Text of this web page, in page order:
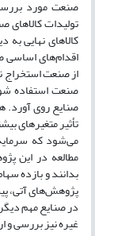
صنعت مورد
تولیدات
کالاهای نهایی
اقدام‌های اساسی
از صنعت استخراج
صنعت استفاده
صنایع روی آورد.
تأثیر متغیرهای
می‌شود که
مطالعه در این
بدانند و بازده
پژوهش‌های آتی،
در صنایع مهم
غیره نیز بررسی و